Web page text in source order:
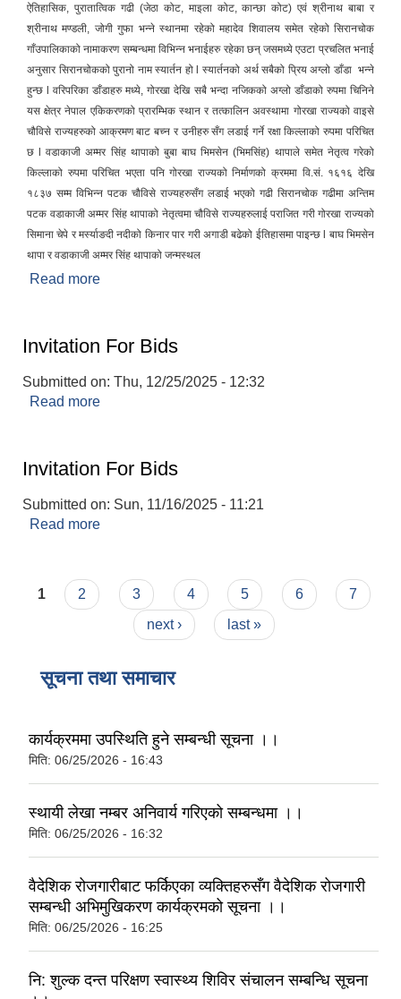
ऐतिहासिक, पुरातात्विक गढी (जेठा कोट, माइला कोट, कान्छा कोट) एवं श्रीनाथ बाबा र
श्रीनाथ मण्डली, जोगी गुफा भन्ने स्थानमा रहेको महादेव शिवालय समेत रहेको सिरानचोक
गाँउपालिकाको नामाकरण सम्बन्धमा विभिन्न भनाईहरु रहेका छन् जसमध्ये एउटा प्रचलित भनाई
अनुसार सिरानचोकको पुरानो नाम स्यार्तन हो l स्यार्तनको अर्थ सबैको प्रिय अग्लो डाँडा भन्ने
हुन्छ l वरिपरिका डाँडाहरु मध्ये, गोरखा देखि सबै भन्दा नजिकको अग्लो डाँडाको रुपमा चिनिने
यस क्षेत्र नेपाल एकिकरणको प्रारम्भिक स्थान र तत्कालिन अवस्थामा गोरखा राज्यको वाइसे
चौविसे राज्यहरुको आक्रमण बाट बच्न र उनीहरु सँग लडाई गर्ने रक्षा किल्लाको रुपमा परिचित
छ l वडाकाजी अम्मर सिंह थापाको बुबा बाघ भिमसेन (भिमसिंह) थापाले समेत नेतृत्व गरेको
किल्लाको रुपमा परिचित भएता पनि गोरखा राज्यको निर्माणको क्रममा वि.सं. १६१६ देखि
१८३७ सम्म विभिन्न पटक चौविसे राज्यहरुसँग लडाई भएको गढी सिरानचोक गढीमा अन्तिम
पटक वडाकाजी अम्मर सिंह थापाको नेतृत्वमा चौविसे राज्यहरुलाई पराजित गरी गोरखा राज्यको
सिमाना चेपे र मर्स्याङदी नदीको किनार पार गरी अगाडी बढेको ईतिहासमा पाइन्छ l बाघ भिमसेन
थापा र वडाकाजी अम्मर सिंह थापाको जन्मस्थल
Read more
Invitation For Bids
Submitted on: Thu, 12/25/2025 - 12:32
Read more
Invitation For Bids
Submitted on: Sun, 11/16/2025 - 11:21
Read more
Pages
1 2 3 4 5 6
7
next ›
last »
सूचना तथा समाचार
कार्यक्रममा उपस्थिति हुने सम्बन्धी सूचना ।।
मिति: 06/25/2026 - 16:43
स्थायी लेखा नम्बर अनिवार्य गरिएको सम्बन्धमा ।।
मिति: 06/25/2026 - 16:32
वैदेशिक रोजगारीबाट फर्किएका व्यक्तिहरुसँग वैदेशिक रोजगारी
सम्बन्धी अभिमुखिकरण कार्यक्रमको सूचना ।।
मिति: 06/25/2026 - 16:25
नि: शुल्क दन्त परिक्षण स्वास्थ्य शिविर संचालन सम्बन्धि सूचना